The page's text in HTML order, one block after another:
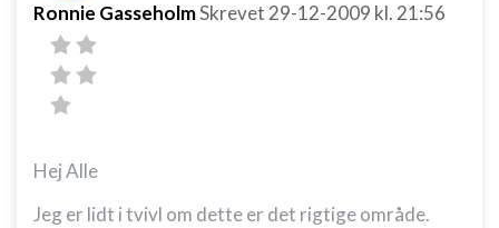
Ronnie GasseholmSkrevet 29-12-2009 kl. 21:56
Hej Alle
Jeg er lidt i tvivl om dette er det rigtige område.